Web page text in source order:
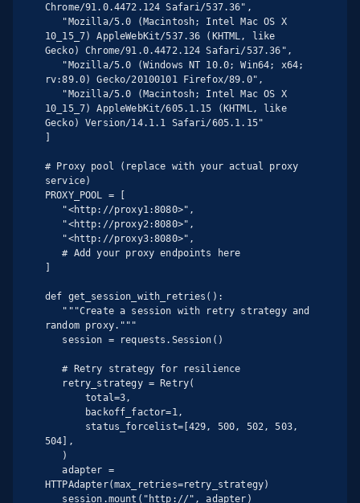
Chrome/91.0.4472.124 Safari/537.36",
10_15_7) AppleWebKit/537.36 (KHTML, like
Gecko) Chrome/91.0.4472.124 Safari/537.36",
rv:89.0) Gecko/20100101 Firefox/89.0",
10_15_7) AppleWebKit/605.1.15 (KHTML, like
Gecko) Version/14.1.1 Safari/605.1.15"
]
# Proxy pool (replace with your actual proxy
service)
PROXY_POOL = [
   # Add your proxy endpoints here
]
def get_session_with_retries():
random proxy."""
   # Retry strategy for resilience
       total=3,
504],
   adapter =
HTTPAdapter(max_retries=retry_strategy)